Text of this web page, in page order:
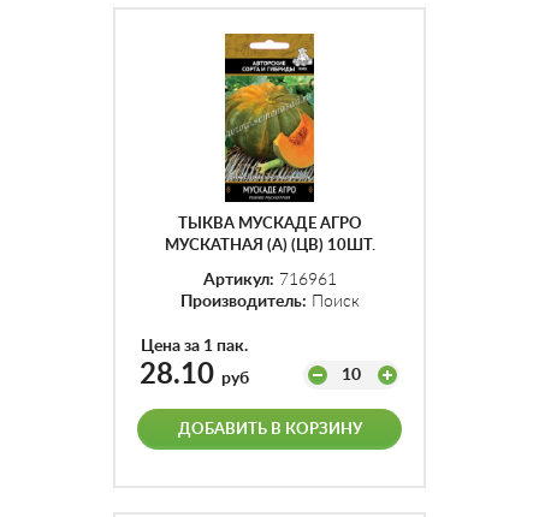
ТЫКВА МУСКАДЕ АГРО
МУСКАТНАЯ (А) (ЦВ) 10ШТ.
Артикул: 716961
Производитель: Поиск
Цена за 1 пак.
28.10 руб 10
ДОБАВИТЬ В КОРЗИНУ